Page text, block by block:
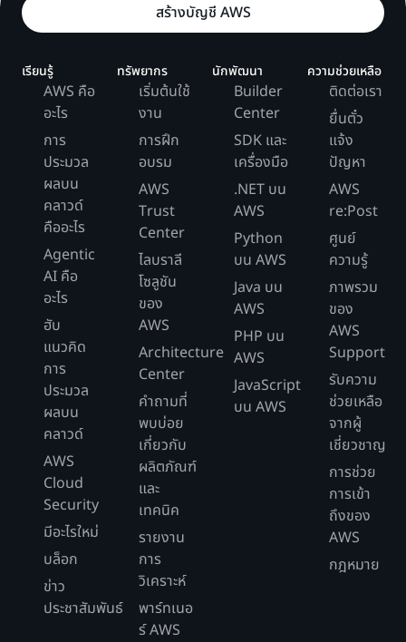
สร้างบัญชี AWS
เรียนรู้
AWS คือ
อะไร
การ
ประมวล
ผลบน
คลาวด์
คืออะไร
Agentic
AI คือ
อะไร
ฮับ
แนวคิด
การ
ประมวล
ผลบน
คลาวด์
AWS
Cloud
Security
มีอะไรใหม่
บล็อก
ข่าว
ประชาสัมพันธ์
ทรัพยากร
เริ่มต้นใช้
งาน
การฝึก
อบรม
AWS
Trust
Center
ไลบราลี
โซลูชัน
ของ
AWS
Architecture
Center
คำถามที่
พบบ่อย
เกี่ยวกับ
ผลิตภัณฑ์
และ
เทคนิค
รายงาน
การ
วิเคราะห์
พาร์ทเนอ
ร์ AWS
นักพัฒนา
Builder
Center
SDK และ
เครื่องมือ
.NET บน
AWS
Python
บน AWS
Java บน
AWS
PHP บน
AWS
JavaScript
บน AWS
ความช่วยเหลือ
ติดต่อเรา
ยื่นตั๋ว
แจ้ง
ปัญหา
AWS
re:Post
ศูนย์
ความรู้
ภาพรวม
ของ
AWS
Support
รับความ
ช่วยเหลือ
จากผู้
เชี่ยวชาญ
การช่วย
การเข้า
ถึงของ
AWS
กฎหมาย